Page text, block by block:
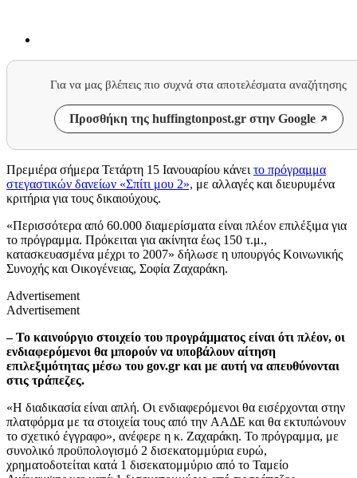
Για να μας βλέπεις πιο συχνά στα αποτελέσματα αναζήτησης
Προσθήκη της huffingtonpost.gr στην Google
Πρεμιέρα σήμερα Τετάρτη 15 Ιανουαρίου κάνει το πρόγραμμα
στεγαστικών δανείων «Σπίτι μου 2», με αλλαγές και διευρυμένα
κριτήρια για τους δικαιούχους.
«Περισσότερα από 60.000 διαμερίσματα είναι πλέον επιλέξιμα για
το πρόγραμμα. Πρόκειται για ακίνητα έως 150 τ.μ.,
κατασκευασμένα μέχρι το 2007» δήλωσε η υπουργός Κοινωνικής
Συνοχής και Οικογένειας, Σοφία Ζαχαράκη.
Advertisement
Advertisement
– Το καινούργιο στοιχείο του προγράμματος είναι ότι πλέον, οι
ενδιαφερόμενοι θα μπορούν να υποβάλουν αίτηση
επιλεξιμότητας μέσω του gov.gr και με αυτή να απευθύνονται
στις τράπεζες.
«Η διαδικασία είναι απλή. Οι ενδιαφερόμενοι θα εισέρχονται στην
πλατφόρμα με τα στοιχεία τους από την ΑΑΔΕ και θα εκτυπώνουν
το σχετικό έγγραφο», ανέφερε η κ. Ζαχαράκη. Το πρόγραμμα, με
συνολικό προϋπολογισμό 2 δισεκατομμύρια ευρώ,
χρηματοδοτείται κατά 1 δισεκατομμύριο από το Ταμείο